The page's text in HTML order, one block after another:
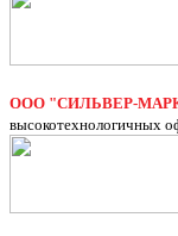
ООО "СИЛЬВЕР-
высокотехнологичных